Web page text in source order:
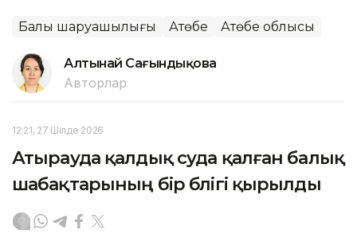
Балық шаруашылығы Ақтөбе Ақтөбе облысы
Алтынай Сағындықова
Авторлар
12:21, 27 Шілде 2026
Атырауда қалдық суда қалған балық
шабақтарының бір бөлігі қырылды